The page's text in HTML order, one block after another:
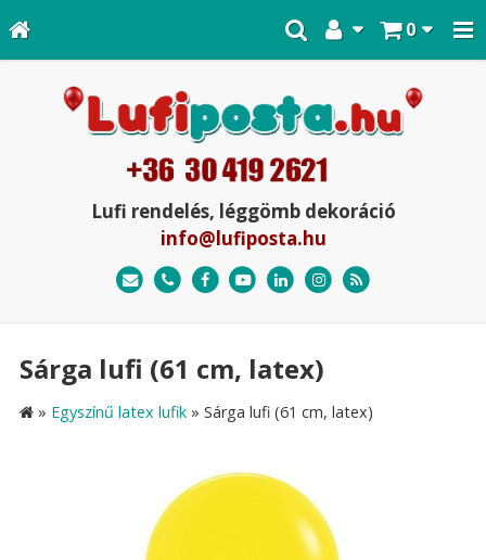
0
Lufi rendelés, léggömb dekoráció
info@lufiposta.hu
Sárga lufi (61 cm, latex)
» Egyszínű latex lufik » Sárga lufi (61 cm, latex)